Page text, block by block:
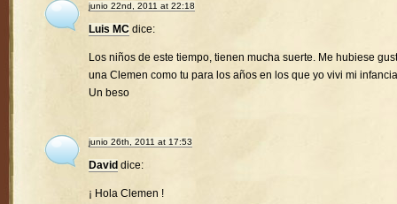
junio 22nd, 2011 at 22:18
Luis MC dice:
Los niños de este tiempo, tienen mucha suerte. Me hubiese
una Clemen como tu para los años en los que yo vivi mi
Un beso
junio 26th, 2011 at 17:53
David dice:
¡ Hola Clemen !